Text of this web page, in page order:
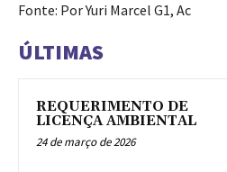
Fonte: Por Yuri Marcel G1, Ac
ÚLTIMAS
REQUERIMENTO DE
LICENÇA AMBIENTAL
24 de março de 2026